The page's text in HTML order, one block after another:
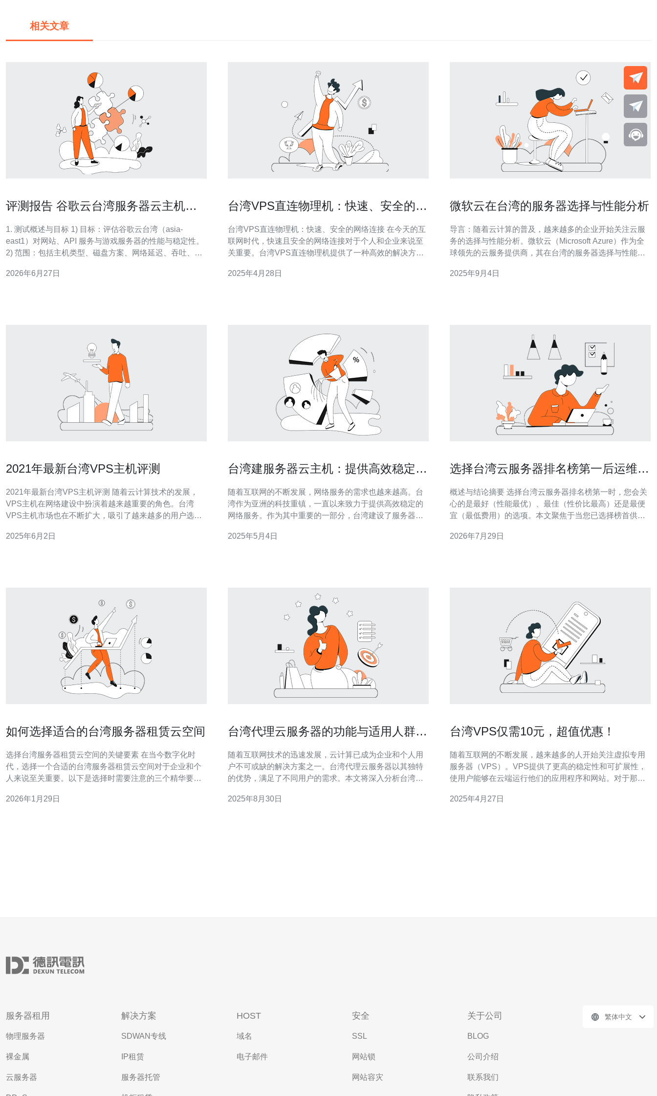
相关文章
评测报告 谷歌云台湾服务器云主机性
1. 测试概述与目标 1) 目标：评估谷歌云台湾（asia-
east1）对网站、API 服务与游戏服务器的性能与稳定性。
2) 范围：包括主机类型、磁盘方案、网络延迟、吞吐、
C2 系列常见实例与 SSD/Local SSD 存储组合。 4) 指标：
2026年6月27日
台湾VPS直连物理机：快速、安全的网
台湾VPS直连物理机：快速、安全的网络连接 在今天的互
联网时代，快速且安全的网络连接对于个人和企业来说至
关重要。台湾VPS直连物理机提供了一种高效的解决方
2025年4月28日
微软云在台湾的服务器选择与性能分析
导言：随着云计算的普及，越来越多的企业开始关注云服
务的选择与性能分析。微软云（Microsoft Azure）作为全
球领先的云服务提供商，其在台湾的服务器选择与性能表
及其性能分析，并提供实际操作指南。 在选择云服务时，
2025年9月4日
2021年最新台湾VPS主机评测
2021年最新台湾VPS主机评测 随着云计算技术的发展，
VPS主机在网络建设中扮演着越来越重要的角色。台湾
VPS主机市场也在不断扩大，吸引了越来越多的用户选择
在2021年表现较为突出的台湾VPS主机服务商作为评测对
2025年6月2日
台湾建服务器云主机：提供高效稳定的
随着互联网的不断发展，网络服务的需求也越来越高。台
湾作为亚洲的科技重镇，一直以来致力于提供高效稳定的
网络服务。作为其中重要的一部分，台湾建设了服务器云
基于云计算技术的虚拟化服务器，可以提供各种网络服
2025年5月4日
选择台湾云服务器排名榜第一后运维成
概述与结论摘要 选择台湾云服务器排名榜第一时，您会关
心的是最好（性能最优）、最佳（性价比最高）还是最便
宜（最低费用）的选项。本文聚焦于当您已选择榜首供应
明，帮助决策者在稳定性与预算之间找到平衡。 排名榜第
2026年7月29日
如何选择适合的台湾服务器租赁云空间
选择台湾服务器租赁云空间的关键要素 在当今数字化时
代，选择一个合适的台湾服务器租赁云空间对于企业和个
人来说至关重要。以下是选择时需要注意的三个精华要
载速度和用户体验。选择时务必关注服务器的配置、带宽
2026年1月29日
台湾代理云服务器的功能与适用人群分
随着互联网技术的迅速发展，云计算已成为企业和个人用
户不可或缺的解决方案之一。台湾代理云服务器以其独特
的优势，满足了不同用户的需求。本文将深入分析台湾代
服务。 台湾代理云服务器有哪些主要功能？ 台湾代理云服
2025年8月30日
台湾VPS仅需10元，超值优惠！
随着互联网的不断发展，越来越多的人开始关注虚拟专用
服务器（VPS）。VPS提供了更高的稳定性和可扩展性，
使用户能够在云端运行他们的应用程序和网站。对于那些
择。 台湾作为亚洲的科技重镇，拥有先进的通信和数据中
2025年4月27日
服务器租用
物理服务器
裸金属
云服务器
解决方案
SDWAN专线
IP租赁
服务器托管
HOST
域名
电子邮件
安全
SSL
网站锁
网站容灾
关于公司
BLOG
公司介绍
联系我们
繁体中文